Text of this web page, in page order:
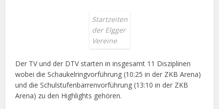
Startzeiten
der Elgger
Vereine
Der TV und der DTV starten in insgesamt 11 Disziplinen
wobei die Schaukelringvorführung (10:25 in der ZKB Arena)
und die Schulstufenbarrenvorführung (13:10 in der ZKB
Arena) zu den Highlights gehören.